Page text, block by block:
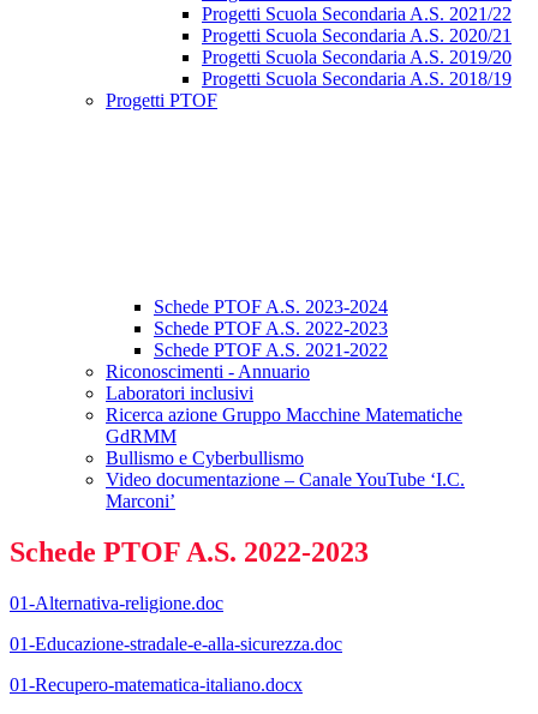
Progetti Scuola Secondaria A.S. 2021/22
Progetti Scuola Secondaria A.S. 2020/21
Progetti Scuola Secondaria A.S. 2019/20
Progetti Scuola Secondaria A.S. 2018/19
Progetti PTOF
Schede PTOF A.S. 2023-2024
Schede PTOF A.S. 2022-2023
Schede PTOF A.S. 2021-2022
Riconoscimenti - Annuario
Laboratori inclusivi
Ricerca azione Gruppo Macchine Matematiche
GdRMM
Bullismo e Cyberbullismo
Video documentazione – Canale YouTube ‘I.C.
Marconi’
Schede PTOF A.S. 2022-2023
01-Alternativa-religione.doc
01-Educazione-stradale-e-alla-sicurezza.doc
01-Recupero-matematica-italiano.docx